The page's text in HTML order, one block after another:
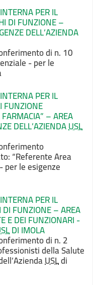
PER IL
DI FUNZIONE –
DELL’AZIENDA
di n. 10
- per le
PER IL
FUNZIONE
– AREA
DELL’AZIENDAUSL
“Referente Area
per le esigenze
PER IL
FUNZIONE – AREA
E DEI FUNZIONARI -
DI IMOLA
di n. 2
della Salute
USLdi